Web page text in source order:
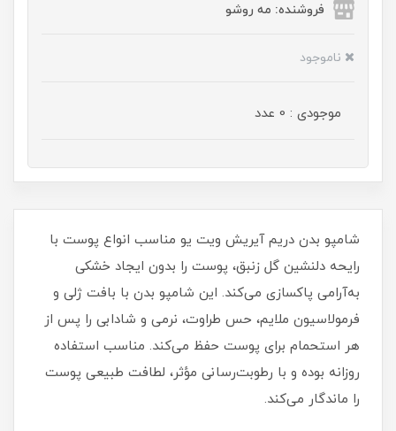
فروشنده: مه رو‌شو
ناموجود
موجودی : 0 عدد
شامپو بدن دریم آیریش ویت یو مناسب انواع پوست با
رایحه دلنشین گل زنبق، پوست را بدون ایجاد خشکی
به‌آرامی پاکسازی می‌کند. این شامپو بدن با بافت ژلی و
فرمولاسیون ملایم، حس طراوت، نرمی و شادابی را پس از
هر استحمام برای پوست حفظ می‌کند. مناسب استفاده
روزانه بوده و با رطوبت‌رسانی مؤثر، لطافت طبیعی پوست
را ماندگار می‌کند.